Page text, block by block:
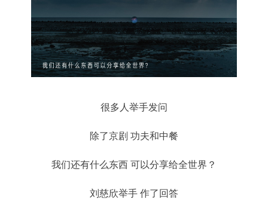
很多人举手发问
除了京剧 功夫和中餐
我们还有什么东西 可以分享给全世界？
刘慈欣举手 作了回答